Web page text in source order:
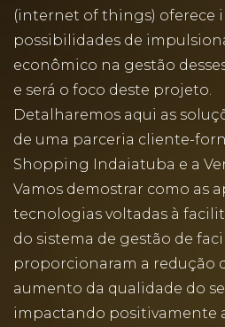
(internet of things) oferece
possibilidades de
econômico na gestão
e será o foco deste projeto.
Detalharemos aqui as
de uma parceria cliente-
Shopping Indaiatuba e a
Vamos demostrar como as
tecnologias voltadas à
do sistema de gestão de
proporcionaram a redução
aumento da qualidade do
impactando positivamente